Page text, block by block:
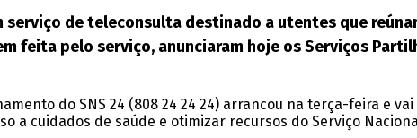
serviço de teleconsulta destinado a utentes que
feita pelo serviço, anunciaram hoje os Serviços
do SNS 24 (808 24 24 24) arrancou na terça-feira e
a cuidados de saúde e otimizar recursos do Serviço